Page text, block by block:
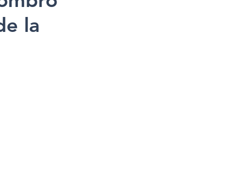
la